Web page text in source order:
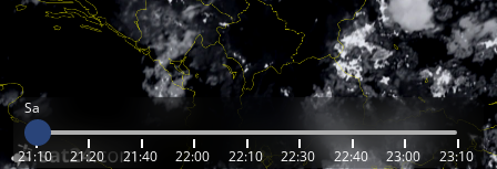
Sa
21:10 21:20 21:40 22:00 22:10 22:30 22:40 23:00 23:10